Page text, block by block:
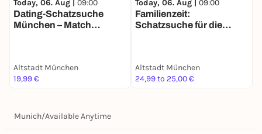
Today, 06. Aug | 09:00
Dating-Schatzsuche
München – Match
Altstadt München
19,99 €
Today, 06. Aug | 09:00
Familienzeit:
Schatzsuche für die
Altstadt München
24,99 to 25,00 €
Munich/Available Anytime